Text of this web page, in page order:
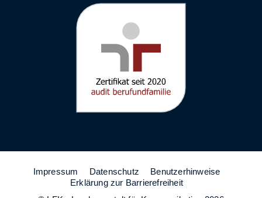
Impressum Datenschutz
Benutzerhinweise
Erklärung zur Barrierefreiheit